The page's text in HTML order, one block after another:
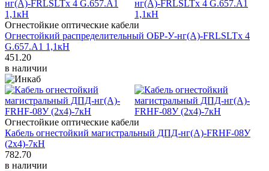
Огнестойкие оптические кабели
Огнестойкий распределительный ОБР-У-нг(А)-FRLSLTx 4
G.657.A1 1,1кH
451.20
в наличии
Огнестойкие оптические кабели
Кабель огнестойкий магистральный ДПД-нг(А)-FRHF-08У
(2x4)-7кН
782.70
в наличии